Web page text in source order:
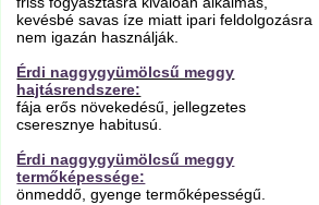
kevésbé savas íze miatt ipari feldolgozásra
nem igazán használják.
Érdi naggygyümölcsű meggy
hajtásrendszere:
fája erős növekedésű, jellegzetes
cseresznye habitusú.
Érdi naggygyümölcsű meggy
termőképessége:
önmeddő, gyenge termőképességű.